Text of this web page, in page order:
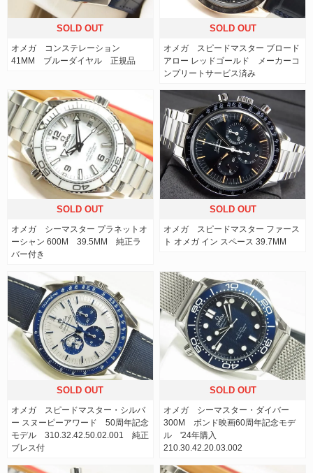
SOLD OUT
オメガ コンステレーション
41MM ブルーダイヤル 正規品
SOLD OUT
オメガ スピードマスター ブロード
アロー レッドゴールド メーカーコ
ンプリートサービス済み
SOLD OUT
オメガ シーマスター プラネットオ
ーシャン 600M 39.5MM 純正ラ
バー付き
SOLD OUT
オメガ スピードマスター ファース
ト オメガ イン スペー ス 39.7MM
SOLD OUT
オメガ スピードマスター・シルバ
ー スヌーピーアワード 50周年記念
モデル 310.32.42.50.02.001 純正
ブレス付
SOLD OUT
オメガ シーマスター・ダイバー
300M ボンド映画60周年記念モデ
ル '24年購入
210.30.42.20.03.002